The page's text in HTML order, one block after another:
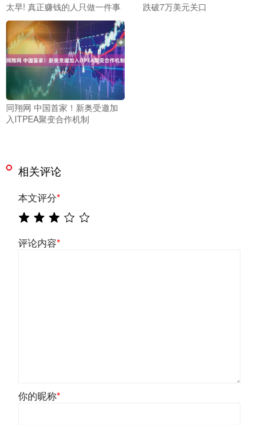
太早! 真正赚钱的人只做一件事
跌破7万美元关口
同翔网 中国首家！新奥受邀加
入ITPEA聚变合作机制
相关评论
本文评分*
评论内容*
你的昵称*